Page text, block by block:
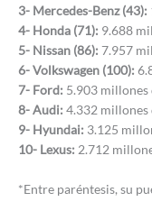
3- Mercedes-Benz (43):
4- Honda (71): 9.688
5- Nissan (86): 7.957
6- Volkswagen (100):
7- Ford: 5.903 millones
8- Audi: 4.332 millones
9- Hyundai: 3.125
10- Lexus: 2.712
*Entre paréntesis, su